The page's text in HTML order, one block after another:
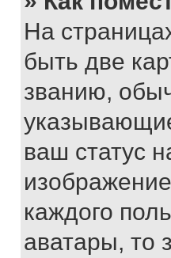
На
быть две
званию,
ваш статус
каждого
аватары, то